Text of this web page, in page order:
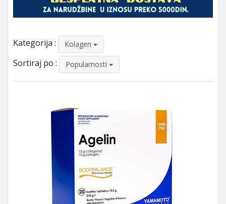
Kategorija : Kolagen
Sortiraj po : Popularnosti